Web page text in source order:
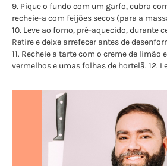
9. Pique o fundo com um garfo, cubra
recheie-a com feijões secos (para a
10. Leve ao forno, pré-aquecido, durante
Retire e deixe arrefecer antes de
11. Recheie a tarte com o creme de limão
vermelhos e umas folhas de hortelã. 12.